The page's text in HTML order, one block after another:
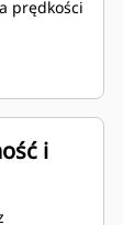
prędkości
na
i